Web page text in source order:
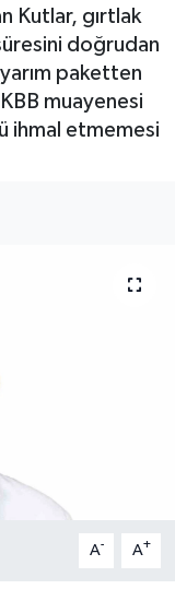
Kutlar, gırtlak
doğrudan
paketten
muayenesi
ihmal etmemesi
A- A+